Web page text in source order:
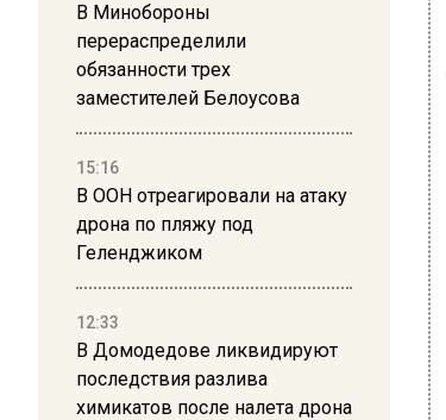
В Минобороны
перераспределили
обязанности трех
заместителей Белоусова
15:16
В ООН отреагировали на атаку
дрона по пляжу под
Геленджиком
12:33
В Домодедове ликвидируют
последствия разлива
химикатов после налета дрона